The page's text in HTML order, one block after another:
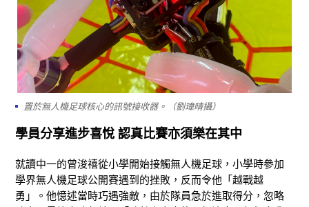
置於無人機足球核心的訊號接收器。（劉瑋晴攝）
學員分享進步喜悅 認真比賽亦須樂在其中
就讀中一的曾浚禧從小學開始接觸無人機足球，小學時參加
學界無人機足球公開賽遇到的挫敗，反而令他「越戰越
勇」。他憶述當時巧遇強敵，由於隊員急於進取得分，忽略